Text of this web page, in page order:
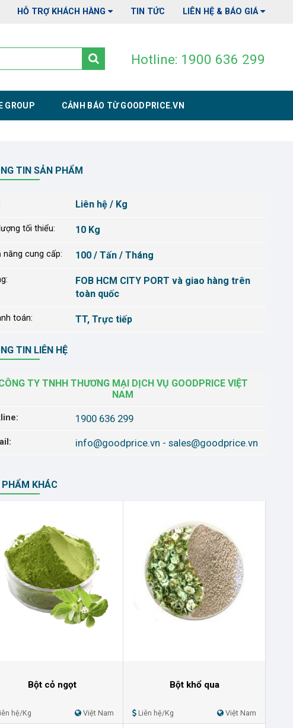
HỖ TRỢ KHÁCH HÀNG TIN TỨC LIÊN HỆ & BÁO GIÁ
Hotline: 1900 636 299
GROUP CẢNH BÁO TỪ GOODPRICE.VN
TIN SẢN PHẨM
Liên hệ / Kg
tối thiểu: 10 Kg
năng cung cấp: 100 / Tấn / Tháng
FOB HCM CITY PORT và giao hàng trên
toàn quốc
toán: TT, Trực tiếp
TIN LIÊN HỆ
TY TNHH THƯƠNG MẠI DỊCH VỤ GOODPRICE VIỆT
NAM
1900 636 299
info@goodprice.vn - sales@goodprice.vn
KHÁC
Bột cỏ ngọt
hệ/Kg Việt Nam
Bột khổ qua
Liên hệ/Kg Việt Nam